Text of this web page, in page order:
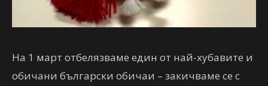
На 1 март отбелязваме един от най-хубавите и
обичани български обичаи – закичваме се с